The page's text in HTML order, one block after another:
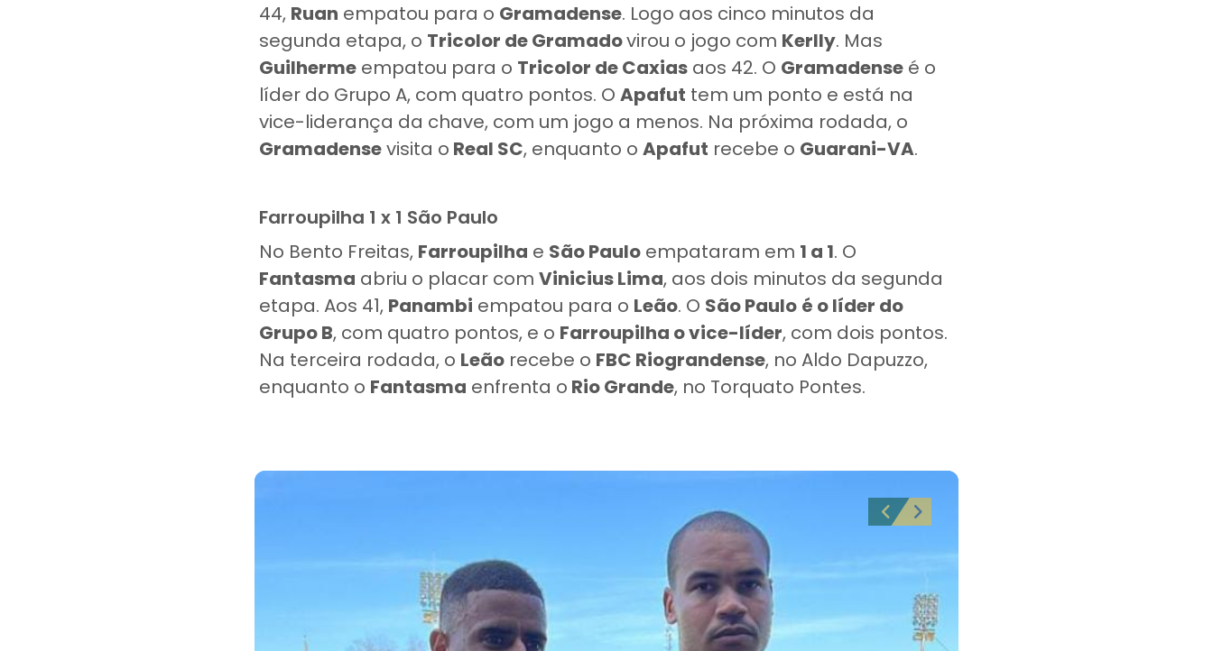
44, Ruan empatou para o Gramadense. Logo aos cinco minutos da
segunda etapa, o Tricolor de Gramadovirou o jogo com Kerlly. Mas
Guilherme empatou para o Tricolor de Caxias aos 42. O Gramadense é o
líder do Grupo A, com quatro pontos. O Apafut tem um ponto e está na
vice-liderança da chave, com um jogo a menos. Na próxima rodada, o
Gramadensevisita o Real SC, enquanto o Apafut recebe o Guarani-VA.
Farroupilha 1 x 1 São Paulo
No Bento Freitas, Farroupilha e São Paulo empataram em 1 a 1. O
Fantasma abriu o placar com Vinicius Lima, aos dois minutos da segunda
etapa. Aos 41, Panambi empatou para o Leão. O São Paulo é o líder do
Grupo B, com quatro pontos, e o Farroupilha o vice-líder, com dois pontos.
Na terceira rodada, o Leão recebe o FBC Riograndense, no Aldo Dapuzzo,
enquanto o Fantasma enfrenta o Rio Grande, no Torquato Pontes.